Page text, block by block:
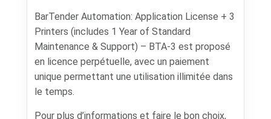
BarTender Automation: Application License + 3
Printers (includes 1 Year of Standard
Maintenance & Support) – BTA-3 est proposé
en licence perpétuelle, avec un paiement
unique permettant une utilisation illimitée dans
le temps.
Pour plus d’informations et faire le bon choix,